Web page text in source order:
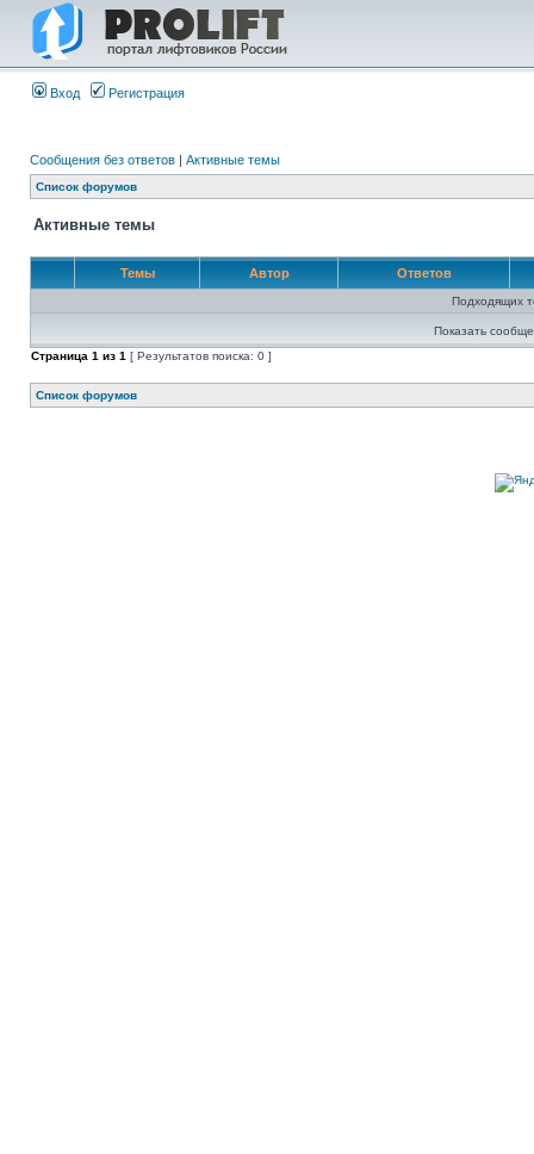
Вход Регистрация
Сообщения без ответов | Активные темы
Список форумов
Активные темы
Темы Автор Ответов
Подходящих
Показать
Страница 1 из 1 [ Результатов поиска: 0 ]
Список форумов